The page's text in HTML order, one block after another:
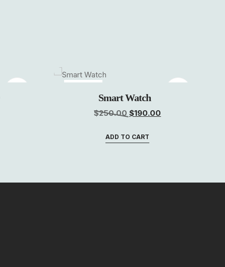
Smart Watch
$250.00 $190.00
ADD TO CART